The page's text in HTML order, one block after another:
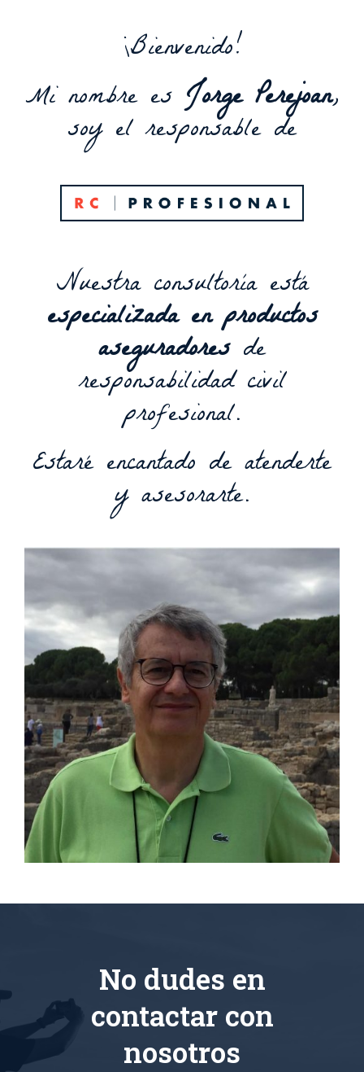
¡Bienvenido!
Mi nombre esJorge Perejoan,
soy el responsable de
Nuestra consultoría está
especializada en productos
aseguradoresde
responsabilidad civil
profesional.
Estaré encantado de atenderte
y asesorarte.
No dudes en
contactar con
nosotros